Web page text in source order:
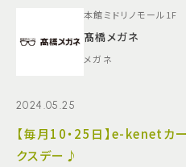
ショップ
本館ミドリノモール1F
髙橋メガネ
メガネ
2024.05.25
【毎月10・25日】e-kenetカ
クスデー♪